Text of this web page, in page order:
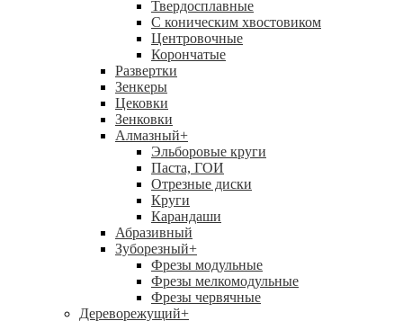
Твердосплавные
С коническим хвостовиком
Центровочные
Корончатые
Развертки
Зенкеры
Цековки
Зенковки
Алмазный+
Эльборовые круги
Паста, ГОИ
Отрезные диски
Круги
Карандаши
Абразивный
Зуборезный+
Фрезы модульные
Фрезы мелкомодульные
Фрезы червячные
Дереворежущий+